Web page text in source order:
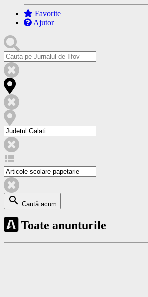
Favorite
Ajutor
view_list
search Caută acum
Toate anunturile